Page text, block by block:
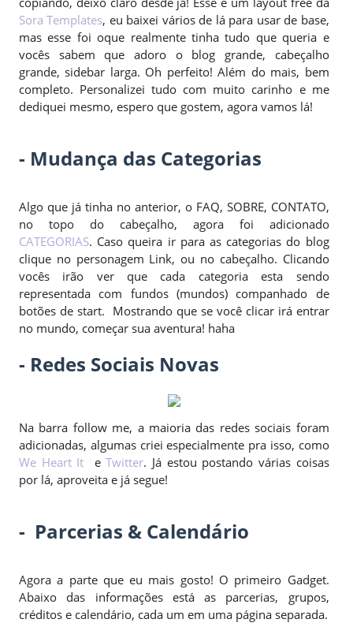
Sora Templates, eu baixei vários de lá para usar de base,
mas esse foi oque realmente tinha tudo que queria e
vocês sabem que adoro o blog grande, cabeçalho
grande, sidebar larga. Oh perfeito! Além do mais, bem
completo. Personalizei tudo com muito carinho e me
dediquei mesmo, espero que gostem, agora vamos lá!
- Mudança das Categorias
Algo que já tinha no anterior, o FAQ, SOBRE, CONTATO,
no topo do cabeçalho, agora foi adicionado
CATEGORIAS. Caso queira ir para as categorias do blog
clique no personagem Link, ou no cabeçalho. Clicando
vocês irão ver que cada categoria esta sendo
representada com fundos (mundos) companhado de
botões de start. Mostrando que se você clicar irá entrar
no mundo, começar sua aventura! haha
- Redes Sociais Novas
Na barra follow me, a maioria das redes sociais foram
adicionadas, algumas criei especialmente pra isso, como
We Heart It eTwitter. Já estou postando várias coisas
por lá, aproveita e já segue!
- Parcerias & Calendário
Agora a parte que eu mais gosto! O primeiro Gadget.
Abaixo das informações está as parcerias, grupos,
créditos e calendário, cada um em uma página separada.